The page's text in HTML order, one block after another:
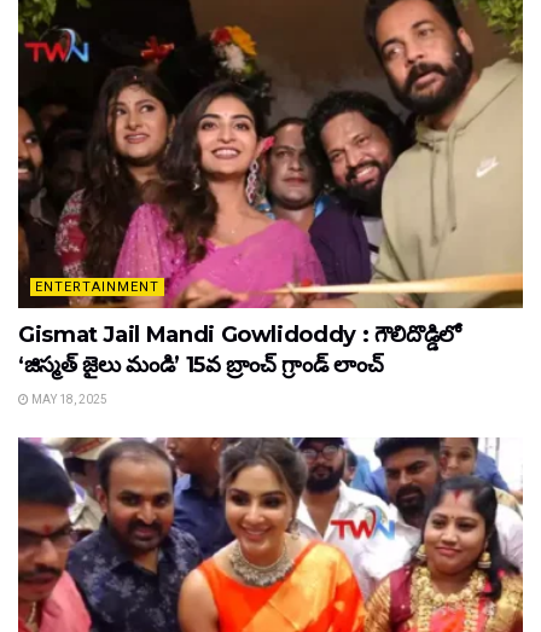
ENTERTAINMENT
Gismat Jail Mandi Gowlidoddy : గౌలిదొడ్డిలో
‘జిస్మత్ జైలు మండి’ 15వ బ్రాంచ్ గ్రాండ్ లాంచ్
MAY 18, 2025